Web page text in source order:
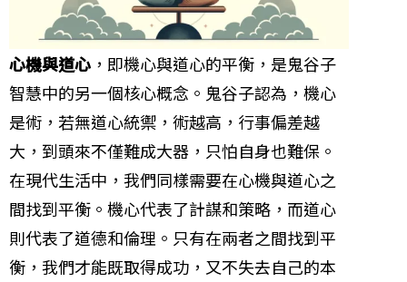
心機與道心 ，即機心與道心的平衡，是鬼谷子
智慧中的另一個核心概念。鬼谷子認為，機心
是術，若無道心統禦，術越高，行事偏差越
大，到頭來不僅難成大器，只怕自身也難保。
在現代生活中，我們同樣需要在心機與道心之
間找到平衡。機心代表了計謀和策略，而道心
則代表了道德和倫理。只有在兩者之間找到平
衡，我們才能既取得成功，又不失去自己的本